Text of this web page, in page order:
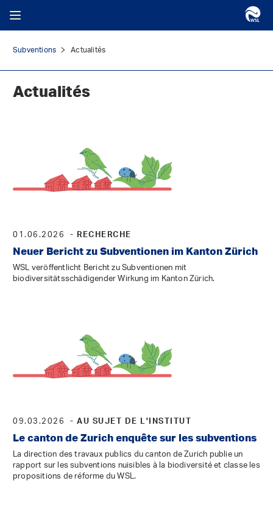
Subventions Actualités
Actualités
01.06.2026 - RECHERCHE
Neuer Bericht zu Subventionen im Kanton Zürich
WSL veröffentlicht Bericht zu Subventionen mit
biodiversitätsschädigender Wirkung im Kanton Zürich.
09.03.2026 - AU SUJET DE L'INSTITUT
Le canton de Zurich enquête sur les subventions
La direction des travaux publics du canton de Zurich publie un
rapport sur les subventions nuisibles à la biodiversité et classe les
propositions de réforme du WSL.